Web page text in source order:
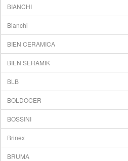
BIANCHI
Bianchi
BIEN CERAMICA
BIEN SERAMIK
BLB
BOLDOCER
BOSSINI
Brinex
BRUMA